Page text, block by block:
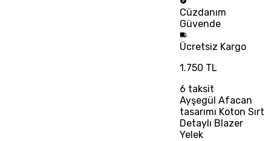
Cüzdanım
Güvende
Ücretsiz Kargo
1.750 TL
6 taksit
Ayşegül Afacan
tasarımı Koton Sırt
Detaylı Blazer
Yelek